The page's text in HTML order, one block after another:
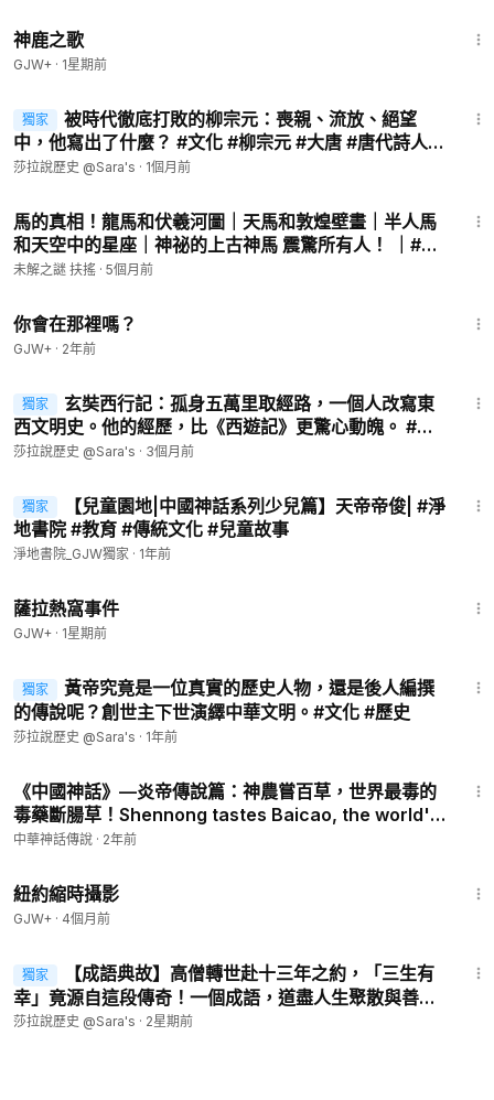
神鹿之歌
GJW+ · 1星期前
獨家
被時代徹底打敗的柳宗元：喪親、流放、絕望
中，他寫出了什麼？ #文化 #柳宗元 #大唐 #唐代詩人 #
永貞革新
莎拉說歷史 @Sara's · 1個月前
馬的真相！龍馬和伏羲河圖｜天馬和敦煌壁畫｜半人馬
和天空中的星座｜神祕的上古神馬 震驚所有人！ ｜#未
解之謎 扶搖
未解之謎 扶搖 · 5個月前
你會在那裡嗎？
GJW+ · 2年前
獨家
玄奘西行記：孤身五萬里取經路，一個人改寫東
西文明史。他的經歷，比《西遊記》更驚心動魄。 #歷
史 #玄奘 #佛教
莎拉說歷史 @Sara's · 3個月前
獨家
【兒童園地|中國神話系列少兒篇】天帝帝俊| #淨
地書院 #教育 #傳統文化 #兒童故事
淨地書院_GJW獨家 · 1年前
薩拉熱窩事件
GJW+ · 1星期前
獨家
黃帝究竟是一位真實的歷史人物，還是後人編撰
的傳說呢？創世主下世演繹中華文明。#文化 #歷史
莎拉說歷史 @Sara's · 1年前
《中國神話》—炎帝傳說篇：神農嘗百草，世界最毒的
毒藥斷腸草！Shennong tastes Baicao, the world's
most poisonous poison, Gutengweed
中華神話傳說 · 2年前
紐約縮時攝影
GJW+ · 4個月前
獨家
【成語典故】高僧轉世赴十三年之約，「三生有
幸」竟源自這段傳奇！一個成語，道盡人生聚散與善惡
因緣。#成語典故 #文化 #三生有幸 #輪迴 【第036期】
莎拉說歷史 @Sara's · 2星期前